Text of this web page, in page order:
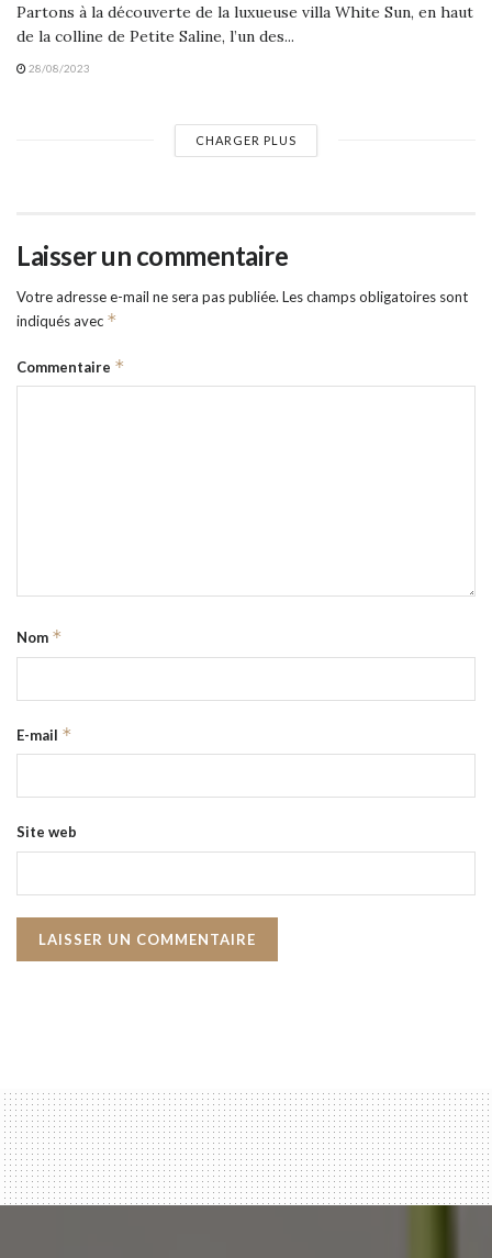
Partons à la découverte de la luxueuse villa White Sun, en haut
de la colline de Petite Saline, l’un des...
28/08/2023
CHARGER PLUS
Laisser un commentaire
Votre adresse e-mail ne sera pas publiée. Les champs obligatoires sont
indiqués avec *
Commentaire *
Nom *
E-mail *
Site web